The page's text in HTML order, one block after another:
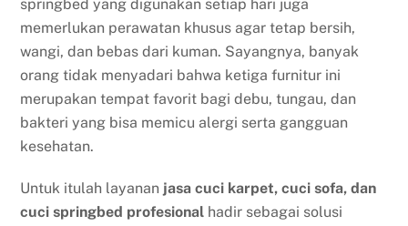
springbed yang digunakan setiap hari juga
memerlukan perawatan khusus agar tetap bersih,
wangi, dan bebas dari kuman. Sayangnya, banyak
orang tidak menyadari bahwa ketiga furnitur ini
merupakan tempat favorit bagi debu, tungau, dan
bakteri yang bisa memicu alergi serta gangguan
kesehatan.
Untuk itulah layanan jasa cuci karpet, cuci sofa, dan
cuci springbed profesional hadir sebagai solusi